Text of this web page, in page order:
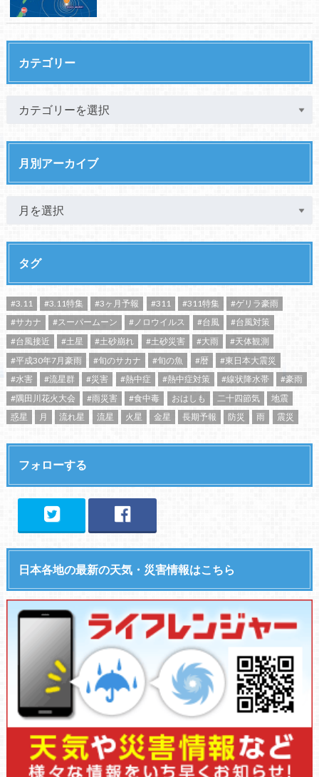
カテゴリー
月別アーカイブ
タグ
#3.11 #3.11特集 #3ヶ月予報 #311 #311特集
#ゲリラ豪雨
#サカナ
#スーパームーン #ノロウイルス #台風
#台風対策
#台風接近
#土星 #土砂崩れ #土砂災害 #大雨
#天体観測
#平成30年7月豪雨
#旬のサカナ #旬の魚 #暦
#東日本大震災
#水害
#流星群 #災害 #熱中症 #熱中症対策 #線状降水帯
#豪雨
#隅田川花火大会
#雨災害 #食中毒 おはしも 二十四節気
地震
惑星
月 流れ星 流星 火星 金星 長期予報 防災 雨 震災
フォローする
日本各地の最新の天気・災害情報はこちら